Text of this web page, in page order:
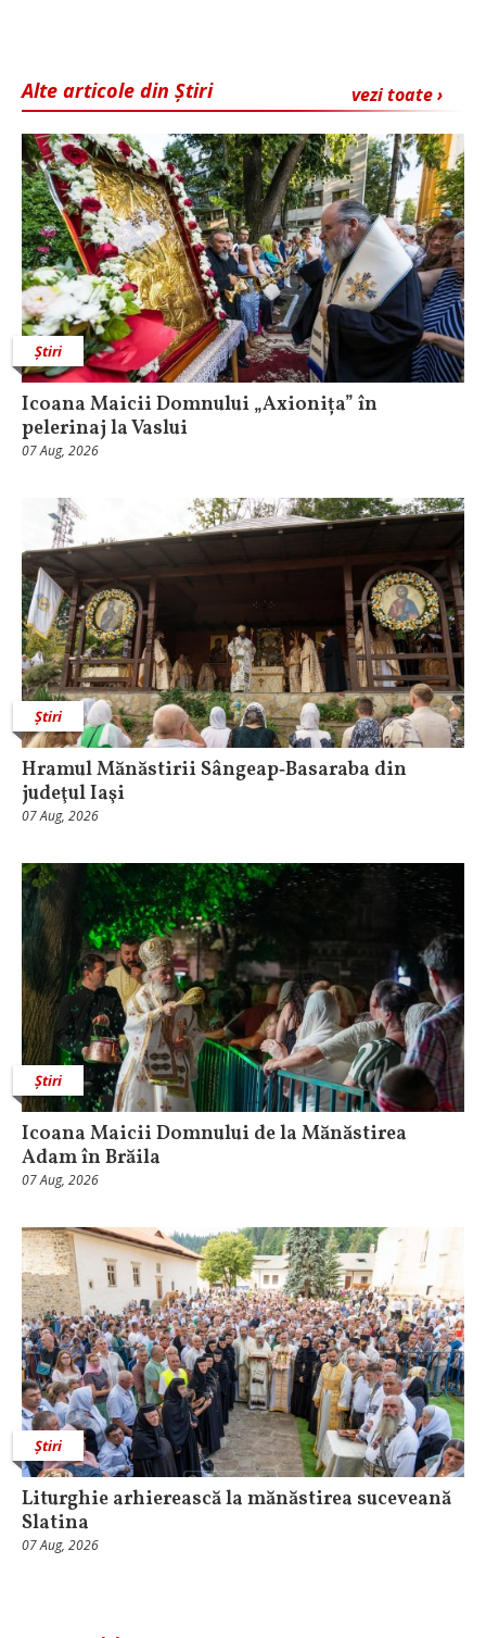
vezi toate ›
Alte articole din Știri
Știri
Icoana Maicii Domnului „Axionița” în
pelerinaj la Vaslui
07 Aug, 2026
Știri
Hramul Mănăstirii Sângeap‑Basaraba din
judeţul Iaşi
07 Aug, 2026
Știri
Icoana Maicii Domnului de la Mănăstirea
Adam în Brăila
07 Aug, 2026
Știri
Liturghie arhierească la mănăstirea suceveană
Slatina
07 Aug, 2026